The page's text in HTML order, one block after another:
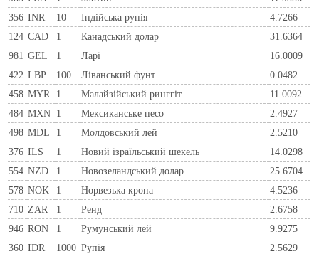
356 INR 10 Індійська рупія
4.7266
124 CAD 1 Канадський долар
31.6364
981 GEL 1 Ларi
16.0009
422 LBP 100 Ліванський фунт
0.0482
458 MYR 1 Малайзійський ринггіт
11.0092
484 MXN 1 Мексиканське песо
2.4927
498 MDL 1 Молдовський лей
2.5210
376 ILS 1 Новий ізраїльський шекель
14.0298
554 NZD 1 Новозеландський долар
25.6704
578 NOK 1 Норвезька крона
4.5236
710 ZAR 1 Ренд
2.6758
946 RON 1 Румунський лей
9.9275
360 IDR 1000 Рупія
2.5629